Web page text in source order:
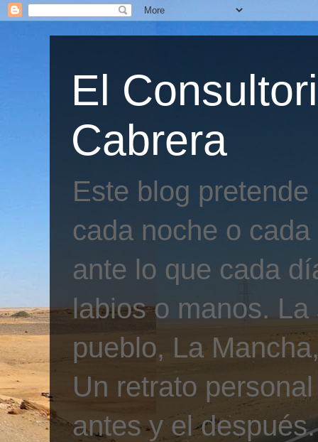
El
Cabrera
Este blog
cada noche o
ante lo que cada
labios o manos.
pueblo, La
Un retrato
antes y el después.